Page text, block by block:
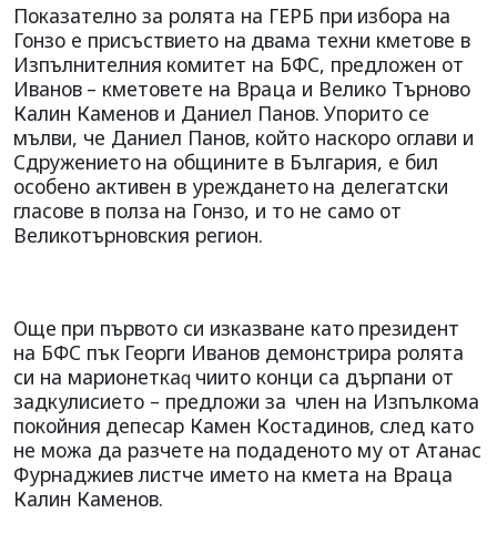
Показателно за ролята на ГЕРБ при избора на
Гонзо е присъствието на двама техни кметове в
Изпълнителния комитет на БФС, предложен от
Иванов – кметовете на Враца и Велико Търново
Калин Каменов и Даниел Панов. Упорито се
мълви, че Даниел Панов, който наскоро оглави и
Сдружението на общините в България, е бил
особено активен в уреждането на делегатски
гласове в полза на Гонзо, и то не само от
Великотърновския регион.
Още при първото си изказване като президент
на БФС пък Георги Иванов демонстрира ролята
си на марионеткаq чиито конци са дърпани от
задкулисието – предложи за член на Изпълкома
покойния депесар Камен Костадинов, след като
не можа да разчете на подаденото му от Атанас
Фурнаджиев листче името на кмета на Враца
Калин Каменов.